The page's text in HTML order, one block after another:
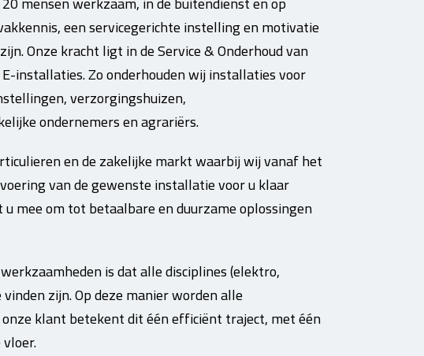
een servicegerichte instelling en motivatie
Onze kracht ligt in de Service & Onderhoud van
installaties. Zo onderhouden wij installaties voor
verzorgingshuizen,
ondernemers en agrariërs.
en de zakelijke markt waarbij wij vanaf het
van de gewenste installatie voor u klaar
mee om tot betaalbare en duurzame oplossingen
is dat alle disciplines (elektro,
zijn. Op deze manier worden alle
klant betekent dit één efficiënt traject, met één